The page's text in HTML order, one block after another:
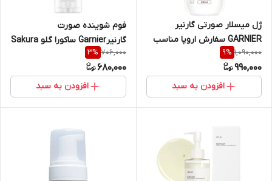
ژل میسلار صورتی گارنیر
GARNIER سفارش اروپا مناسب
میل
1,090,000
9%
990,000
افزودن به سبد
فوم شوینده صورت
گارنیرGarnier ساکورا گلو Sakura
Glow مدل Ceramide Super
706,000
3%
680,000
افزودن به سبد